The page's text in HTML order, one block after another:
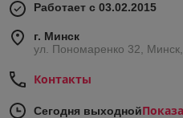
Работает с 03.02.2015
г. Минск
ул. Пономаренко 32,
Контакты
Сегодня выходной